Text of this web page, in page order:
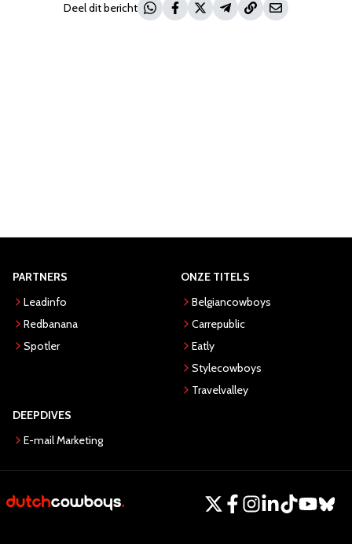
Deel dit bericht
PARTNERS
Leadinfo
Redbanana
Spotler
ONZE TITELS
Belgiancowboys
Carrepublic
Eatly
Stylecowboys
Travelvalley
DEEPDIVES
E-mail Marketing